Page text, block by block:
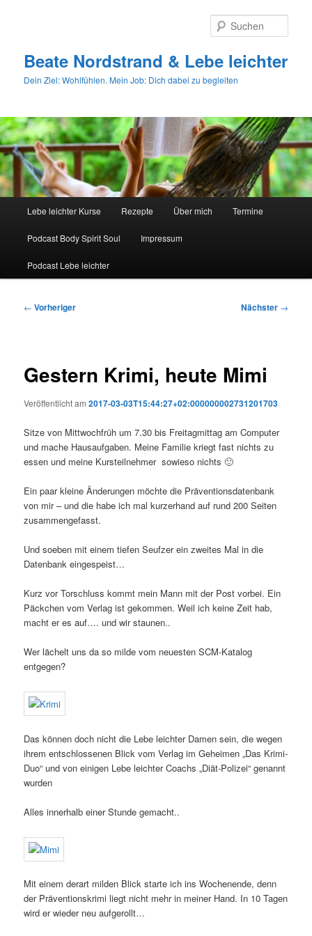
Beate Nordstrand & Lebe leichter
Dein Ziel: Wohlfühlen. Mein Job: Dich dabei zu begleiten
Lebe leichter Kurse Rezepte Über mich Termine
Podcast Body Spirit Soul Impressum
Podcast Lebe leichter
Beitragsnavigation
← Vorheriger Nächster →
Gestern Krimi, heute Mimi
Veröffentlicht am2017-03-03T15:44:27+02:000000002731201703
Sitze von Mittwochfrüh um 7.30 bis Freitagmittag am Computer
und mache Hausaufgaben. Meine Familie kriegt fast nichts zu
essen und meine Kursteilnehmer sowieso nichts 🙂
Ein paar kleine Änderungen möchte die Präventionsdatenbank
von mir – und die habe ich mal kurzerhand auf rund 200 Seiten
zusammengefasst.
Und soeben mit einem tiefen Seufzer ein zweites Mal in die
Datenbank eingespeist…
Kurz vor Torschluss kommt mein Mann mit der Post vorbei. Ein
Päckchen vom Verlag ist gekommen. Weil ich keine Zeit hab,
macht er es auf…. und wir staunen..
Wer lächelt uns da so milde vom neuesten SCM-Katalog
entgegen?
Das können doch nicht die Lebe leichter Damen sein, die wegen
ihrem entschlossenen Blick vom Verlag im Geheimen „Das Krimi-
Duo“ und von einigen Lebe leichter Coachs „Diät-Polizei“ genannt
wurden
Alles innerhalb einer Stunde gemacht..
Mit einem derart milden Blick starte ich ins Wochenende, denn
der Präventionskrimi liegt nicht mehr in meiner Hand. In 10 Tagen
wird er wieder neu aufgerollt…